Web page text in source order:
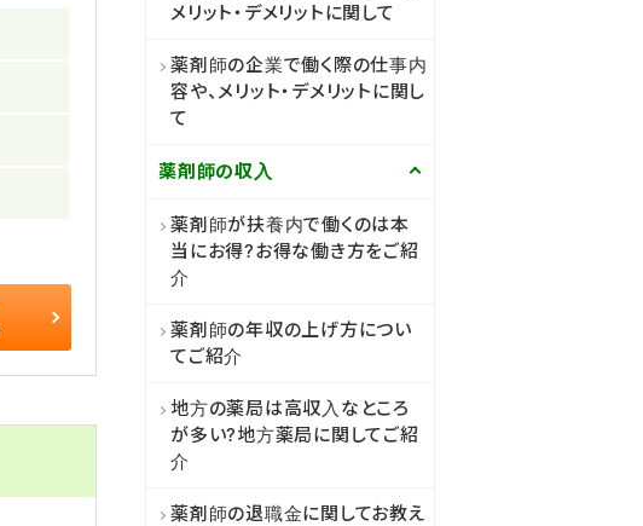
メリット・デメリットに関して
薬剤師の企業で働く際の仕事内
容や、メリット・デメリットに関し
て
薬剤師の収入
薬剤師が扶養内で働くのは本
当にお得?お得な働き方をご紹
介
薬剤師の年収の上げ方につい
てご紹介
地方の薬局は高収入なところ
が多い?地方薬局に関してご紹
介
薬剤師の退職金に関してお教え